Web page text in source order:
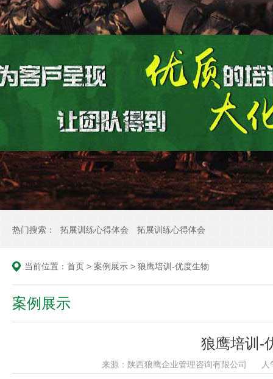
热门搜索： 拓展训练心得体会 拓展训练心得体会
当前位置： 首页 > 案例展示 > 狼鹰培训-优度生物
案例展示
狼鹰培训-
来源：陕西狼鹰企业管理咨询有限公司